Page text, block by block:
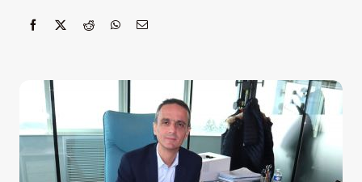
LE VELAY RECRUTE
LA ROUTE DES PRODUCTEURS